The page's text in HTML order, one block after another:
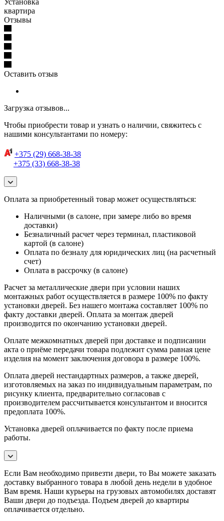
квартира
Отзывы
Оставить отзыв
Загрузка отзывов...
Чтобы приобрести товар и узнать о наличии, свяжитесь с
нашими консультантами по номеру:
+375 (29) 668-38-38
+375 (33) 668-38-38
Оплата за приобретенный товар может осуществляться:
Наличными (в салоне, при замере либо во время
доставки)
Безналичный расчет через терминал, пластиковой
картой (в салоне)
Оплата по безналу для юридических лиц (на расчетный
счет)
Оплата в рассрочку (в салоне)
Расчет за металлические двери при условии наших
монтажных работ осуществляется в размере 100% по факту
установки дверей. Без нашего монтажа составляет 100% по
факту доставки дверей. Оплата за монтаж дверей
производится по окончанию установки дверей.
Оплате межкомнатных дверей при доставке и подписании
акта о приёме передачи товара подлежит сумма равная цене
изделия на момент заключения договора в размере 100%.
Оплата дверей нестандартных размеров, а также дверей,
изготовляемых на заказ по индивидуальным параметрам, по
рисунку клиента, предварительно согласовав с
производителем рассчитывается консультантом и вносится
предоплата 100%.
Установка дверей оплачивается по факту после приема
работы.
Если Вам необходимо привезти двери, то Вы можете заказать
доставку выбранного товара в любой день недели в удобное
Вам время. Наши курьеры на грузовых автомобилях доставят
Ваши двери до подъезда. Подъем дверей до квартиры
оплачивается отдельно.